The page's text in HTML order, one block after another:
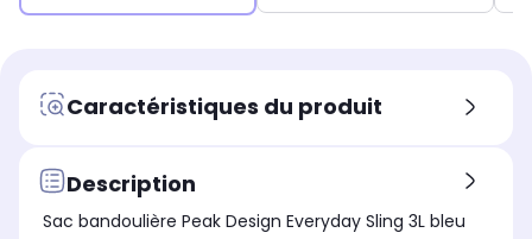
Caractéristiques du produit
Description
Sac bandoulière Peak Design Everyday Sling 3L bleu